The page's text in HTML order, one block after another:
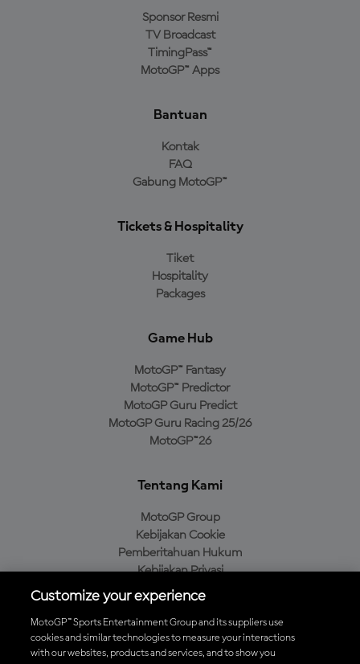
Sponsor Resmi
TV Broadcast
TimingPass™
MotoGP™ Apps
Bantuan
Kontak
FAQ
Gabung MotoGP™
Tickets & Hospitality
Tiket
Hospitality
Packages
Game Hub
MotoGP™ Fantasy
MotoGP™ Predictor
MotoGP Guru Predict
MotoGP Guru Racing 25/26
MotoGP™26
Tentang Kami
MotoGP Group
Kebijakan Cookie
Pemberitahuan Hukum
Kebijakan Privasi
Kebijakan Pembelian
Unduh Aplikasi Resmi MotoGP™
Customize your experience
MotoGP™ Sports Entertainment Group and its suppliers use
cookies and similar technologies to measure your interactions
with our websites, products and services, and to show you